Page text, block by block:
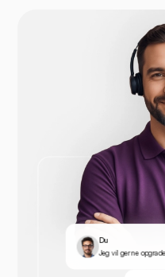
Du
Jeg vil gerne